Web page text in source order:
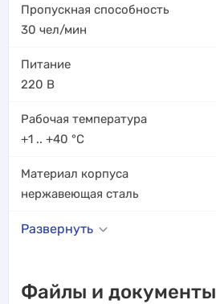
Пропускная способность
30 чел/мин
Питание
220 В
Рабочая температура
+1 .. +40 °C
Материал корпуса
нержавеющая сталь
Развернуть
Файлы и документы